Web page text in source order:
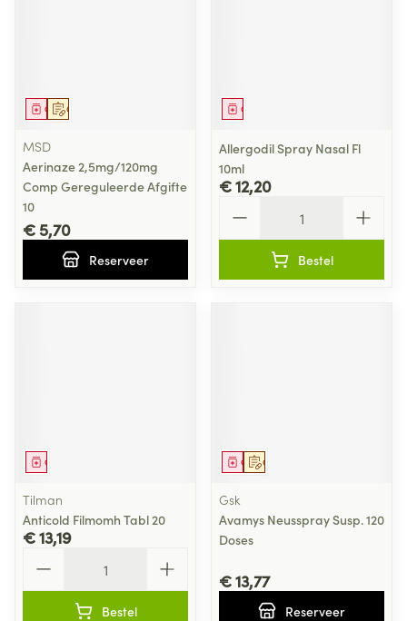
Op voorschrift
Geneesmiddel
MSD
Aerinaze 2,5mg/120mg
Comp Gereguleerde Afgifte
10
€ 5,70
Reserveer
Geneesmiddel
Allergodil Spray Nasal Fl
10ml
€ 12,20
Bestel
Geneesmiddel
Tilman
Anticold Filmomh Tabl 20
€ 13,19
Bestel
Op voorschrift
Geneesmiddel
Gsk
Avamys Neusspray Susp. 120
Doses
€ 13,77
Reserveer